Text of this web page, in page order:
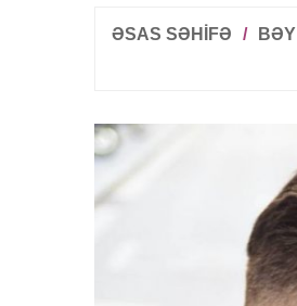
ƏSAS SƏHİFƏ / BƏY